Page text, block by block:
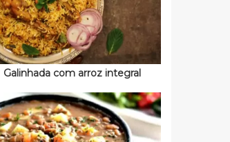
Galinhada com arroz integral